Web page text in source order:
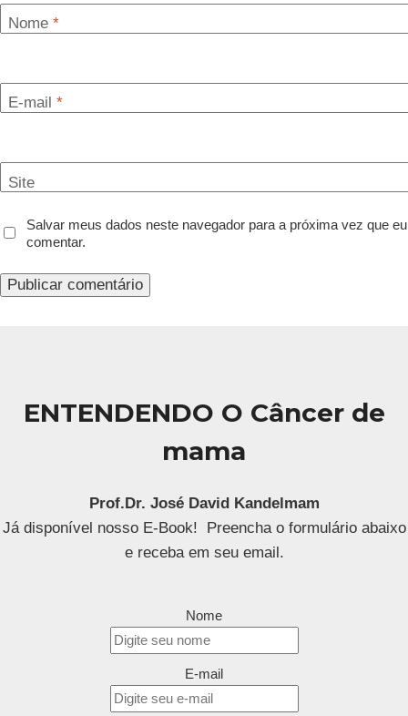
Nome *
E-mail *
Site
Salvar meus dados neste navegador para a próxima vez que eu
comentar.
ENTENDENDO O Câncer de
mama
Prof.Dr. José David Kandelmam
Já disponível nosso E-Book! Preencha o formulário abaixo
e receba em seu email.
Nome
E-mail